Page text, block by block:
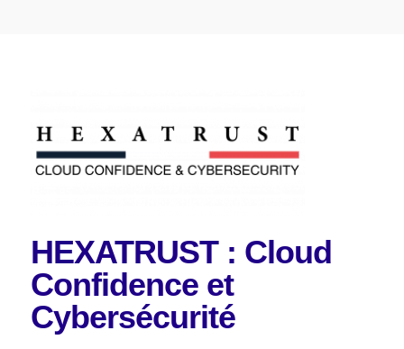
HEXATRUST : Cloud
Confidenceet
Cybersécurité